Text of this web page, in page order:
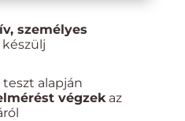
személyes
alapján
végzekaz